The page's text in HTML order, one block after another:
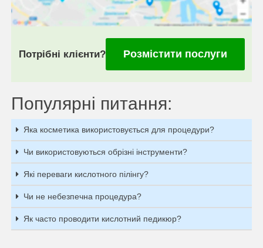
Потрібні клієнти? Розмістити послуги
Популярні питання:
Яка косметика використовується для процедури?
Чи використовуються обрізні інструменти?
Які переваги кислотного пілінгу?
Чи не небезпечна процедура?
Як часто проводити кислотний педикюр?